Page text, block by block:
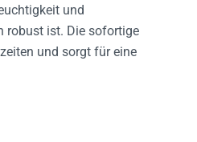
und
robust ist. Die sofortige
und sorgt für eine